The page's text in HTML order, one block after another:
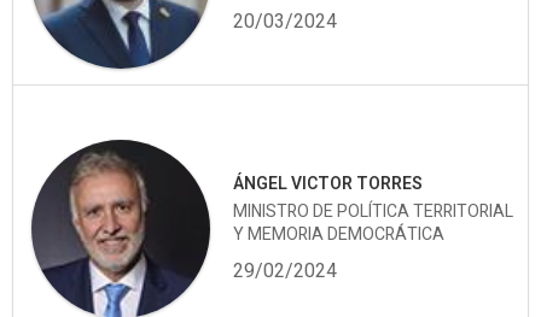
20/03/2024
ÁNGEL VICTOR TORRES
MINISTRO DE POLÍTICA TERRITORIAL
Y MEMORIA DEMOCRÁTICA
29/02/2024